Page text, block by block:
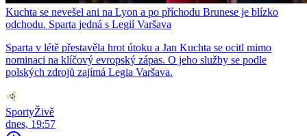
Kuchta se nevešel ani na Lyon a po příchodu Brunese je blízko
odchodu. Sparta jedná s Legií Varšava
Sparta v létě přestavěla hrot útoku a Jan Kuchta se ocitl mimo
nominaci na klíčový evropský zápas. O jeho služby se podle
polských zdrojů zajímá Legia Varšava.
SportyŽivě
dnes, 19:57